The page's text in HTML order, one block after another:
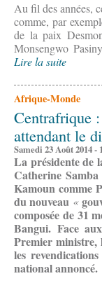
Au fil des années,
comme, par
de la paix
Monsengwo
Lire la suite
Afrique-Monde
Centrafrique
attendant le
Samedi 23 Août 2014 -
La présidente de
Catherine
Kamoun comme
du nouveau «
composée de 31
Bangui. Face
Premier ministre,
les
national annoncé.